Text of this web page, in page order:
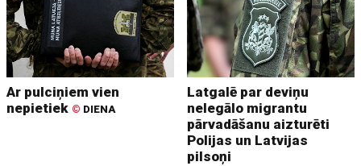
Ar pulciņiem vien
nepietiek © DIENA
Latgalē par deviņu
nelegālo migrantu
pārvadāšanu aizturēti
Polijas un Latvijas
pilsoņi